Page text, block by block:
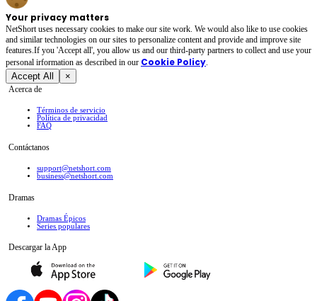
Your privacy matters
NetShort uses necessary cookies to make our site work. We would also like to use cookies
and similar technologies on our sites to personalize content and provide and improve site
features.If you 'Accept all', you allow us and our third-party partners to collect and use your
personal irformation as described in our Cookie Policy.
Accept All ×
Acerca de
Términos de servicio
Política de privacidad
FAQ
Contáctanos
support@netshort.com
business@netshort.com
Dramas
Dramas Épicos
Series populares
Descargar la App